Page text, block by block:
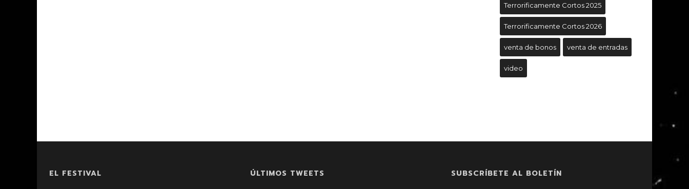
Terrorificamente Cortos 2025
Terrorificamente Cortos 2026
venta de bonos venta de entradas
video
EL FESTIVAL ÚLTIMOS TWEETS SUBSCRÍBETE AL BOLETÍN